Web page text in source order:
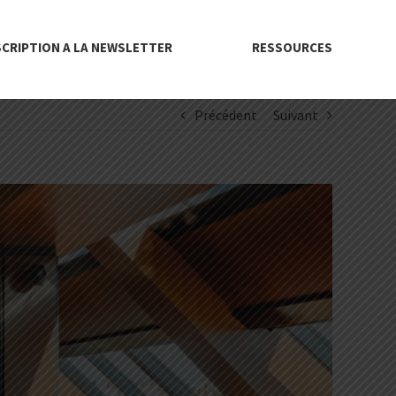
A LA NEWSLETTER RESSOURCES
Précédent Suivant